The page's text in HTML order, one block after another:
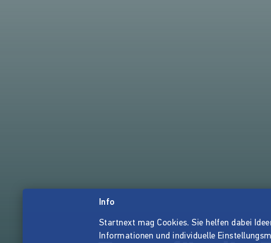
Info
Startnext mag Cookies. Sie helfen dabei
Informationen und individuelle